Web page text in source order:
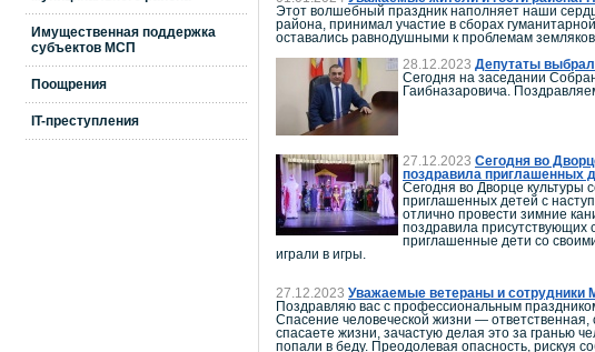
Имущественная поддержка
субъектов МСП
Поощрения
IT-преступления
Этот волшебный праздник наполняет наши
района, принимал участие в сборах
оставались равнодушными к проблемам земляков
28.12.2023 Депутаты
Сегодня на заседании
Гаибназаровича.
27.12.2023 Сегодня во
поздравила приглашенных
Сегодня во Дворце
приглашенных детей с
отлично провести зимние
поздравила
приглашенные дети со
играли в игры.
27.12.2023 Уважаемые ветераны и сотрудники
Поздравляю вас с профессиональным
Спасение человеческой жизни —
спасаете жизни, зачастую делая это за гранью
попали в беду. Преодолевая опасность, рискуя